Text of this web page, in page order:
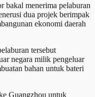
menerima pelaburan
dua projek berimpak
ekonomi daerah
tersebut
negara milik pengeluar
bahan untuk bateri
Guangzhou untuk